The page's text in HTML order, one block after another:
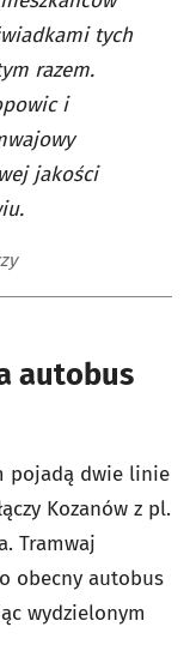
tych
razem.
i
jakości
autobus
pojadą dwie linie
Kozanów z pl.
Tramwaj
obecny autobus
wydzielonym